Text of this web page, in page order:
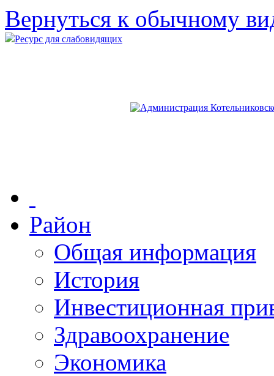
Вернуться к обычному
Ресурс для слабовидящих
Район
Общая информация
История
Инвестиционная
Здравоохранение
Экономика